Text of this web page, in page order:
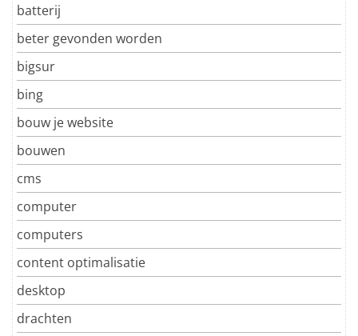
batterij
beter gevonden worden
bigsur
bing
bouw je website
bouwen
cms
computer
computers
content optimalisatie
desktop
drachten